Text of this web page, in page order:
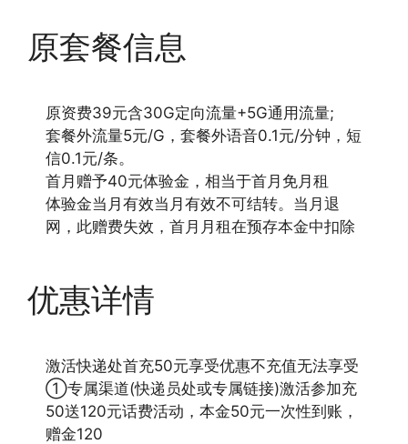
原套餐信息
原资费39元含30G定向流量+5G通用流量;
套餐外流量5元/G，套餐外语音0.1元/分钟，短
信0.1元/条。
首月赠予40元体验金，相当于首月免月租
体验金当月有效当月有效不可结转。当月退
网，此赠费失效，首月月租在预存本金中扣除
优惠详情
激活快递处首充50元享受优惠不充值无法享受
①专属渠道(快递员处或专属链接)激活参加充
50送120元话费活动，本金50元一次性到账，
赠金120